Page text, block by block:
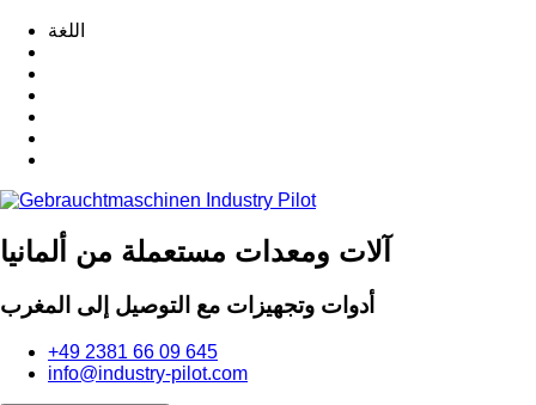
اللغة
آلات ومعدات مستعملة من ألمانيا
أدوات وتجهيزات مع التوصيل إلى المغرب
+49 2381 66 09 645
info@industry-pilot.com